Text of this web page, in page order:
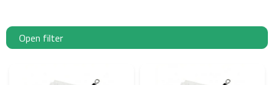
Open filter